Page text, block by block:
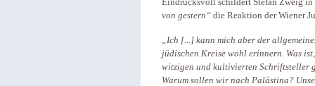
Eindrucksvoll schildert Stefan Zweig
von gestern“ die Reaktion der Wiener
„Ich [...] kann mich aber der
jüdischen Kreise wohl erinnern. Was
witzigen und kultivierten Schriftsteller
Warum sollen wir nach Palästina?